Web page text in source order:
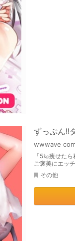
ずっぷん!!
wwwave
「5㎏痩せた
ご褒美にエッ
その他